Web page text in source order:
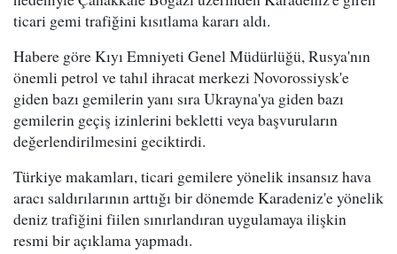
ticari gemi trafiğini kısıtlama kararı aldı.
Habere göre Kıyı Emniyeti Genel Müdürlüğü, Rusya'nın
önemli petrol ve tahıl ihracat merkezi Novorossiysk'e
giden bazı gemilerin yanı sıra Ukrayna'ya giden bazı
gemilerin geçiş izinlerini bekletti veya başvuruların
değerlendirilmesini geciktirdi.
Türkiye makamları, ticari gemilere yönelik insansız hava
aracı saldırılarının arttığı bir dönemde Karadeniz'e yönelik
deniz trafiğini fiilen sınırlandıran uygulamaya ilişkin
resmi bir açıklama yapmadı.